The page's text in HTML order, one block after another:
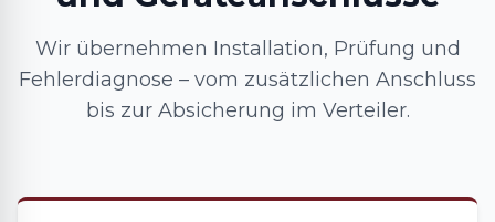
Wir übernehmen Installation, Prüfung und
Fehlerdiagnose – vom zusätzlichen Anschluss
bis zur Absicherung im Verteiler.